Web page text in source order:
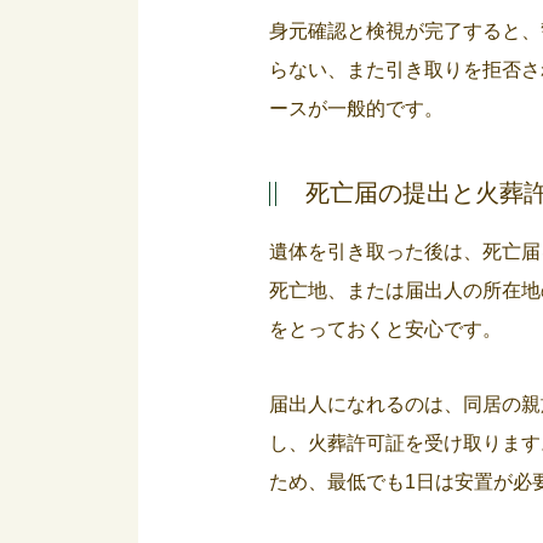
身元確認と検視が完了すると
らない、また引き取りを拒否
ースが一般的です。
死亡届の提出と火葬
遺体を引き取った後は、死亡
死亡地、または届出人の所在
をとっておくと安心です。
届出人になれるのは、同居の
し、火葬許可証を受け取りま
ため、最低でも1日は安置が必